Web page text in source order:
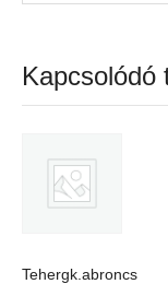
Kapcsolódó
Tehergk.abroncs